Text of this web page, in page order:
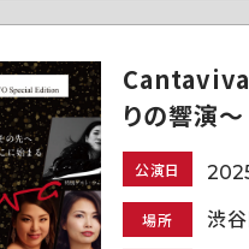
Cantaviva
りの響演～
公演日
場所 渋